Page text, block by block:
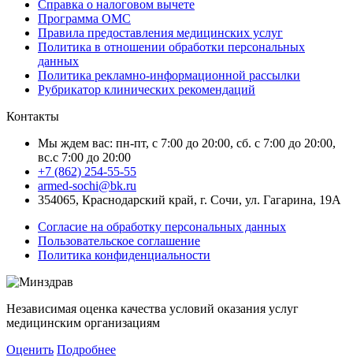
Справка о налоговом вычете
Программа ОМС
Правила предоставления медицинских услуг
Политика в отношении обработки персональных
данных
Политика рекламно-информационной рассылки
Рубрикатор клинических рекомендаций
Контакты
Мы ждем вас: пн-пт, с 7:00 до 20:00, сб. с 7:00 до 20:00,
вс.с 7:00 до 20:00
+7 (862) 254-55-55
armed-sochi@bk.ru
354065, Краснодарский край, г. Сочи, ул. Гагарина, 19А
Согласие на обработку персональных данных
Пользовательское соглашение
Политика конфиденциальности
Независимая оценка качества условий оказания услуг
медицинским организациям
Оценить Подробнее